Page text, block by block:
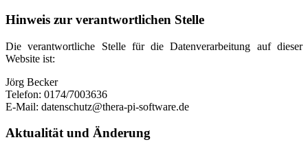
Hinweis zur verantwortlichen Stelle
Die verantwortliche Stelle für die Datenverarbeitung auf dieser
Website ist:
Jörg Becker
Telefon: 0174/7003636
E-Mail: datenschutz@thera-pi-software.de
Aktualität und Änderung